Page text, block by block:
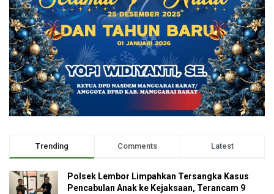
Trending Comments Latest
Polsek Lembor Limpahkan Tersangka Kasus
Pencabulan Anak ke Kejaksaan, Terancam 9